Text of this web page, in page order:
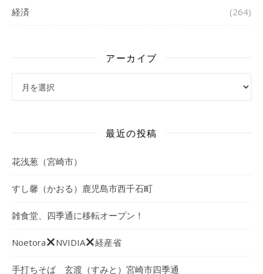
経済 (264)
アーカイブ
最近の投稿
花浅葱（宮崎市）
すし馨（かおる）鹿児島市西千石町
雑食堂、四季通に移転オープン！
Noetora NVIDIA 経産省
手打ちそば 玄渡（すみと）宮崎市四季通